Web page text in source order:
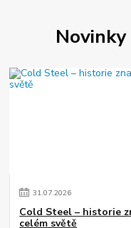
31.07.2026
Cold Steel – historie
celém světě